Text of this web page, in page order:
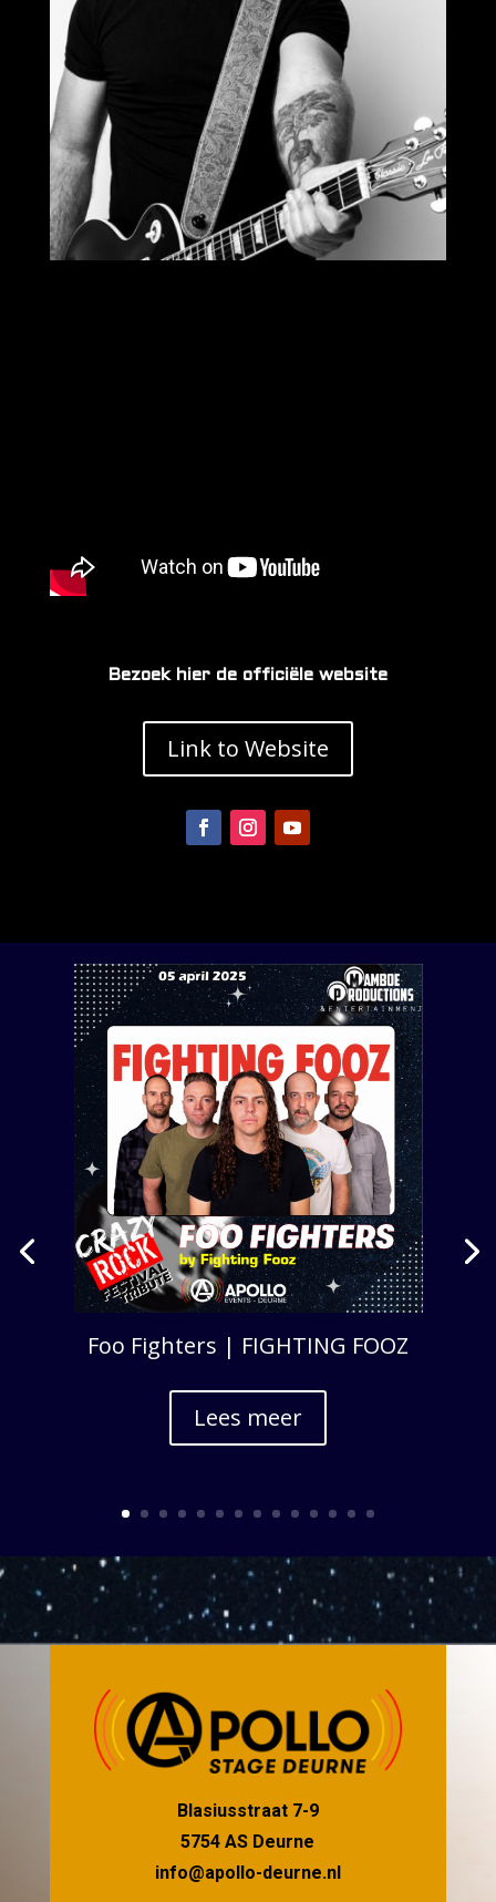
Bezoek hier de officiële website
Link to Website
Foo Fighters | FIGHTING FOOZ
Lees meer
Blasiusstraat 7-9
5754 AS Deurne
info@apollo-deurne.nl